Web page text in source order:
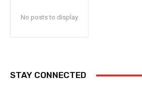
No posts to display
STAY CONNECTED